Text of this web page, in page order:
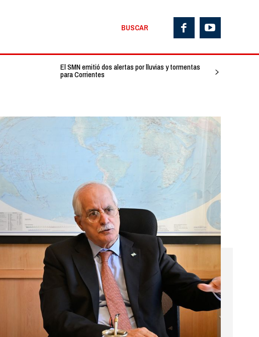
BUSCAR
El SMN emitió dos alertas por lluvias y tormentas
para Corrientes